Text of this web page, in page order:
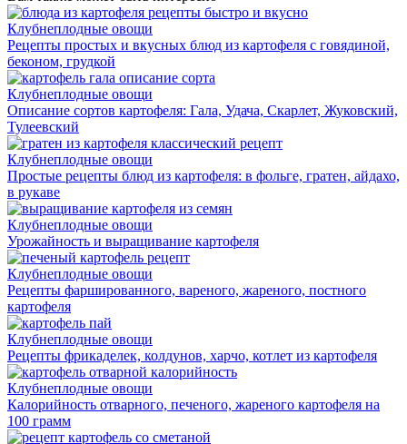
Клубнеплодные овощи
Рецепты простых и вкусных блюд из картофеля с говядиной,
беконом, грудкой
Клубнеплодные овощи
Описание сортов картофеля: Гала, Удача, Скарлет, Жуковский,
Тулеевский
Клубнеплодные овощи
Простые рецепты блюд из картофеля: в фольге, гратен, айдахо,
в рукаве
Клубнеплодные овощи
Урожайность и выращивание картофеля
Клубнеплодные овощи
Рецепты фаршированного, вареного, жареного, постного
картофеля
Клубнеплодные овощи
Рецепты фрикаделек, колдунов, харчо, котлет из картофеля
Клубнеплодные овощи
Калорийность отварного, печеного, жареного картофеля на
100 грамм